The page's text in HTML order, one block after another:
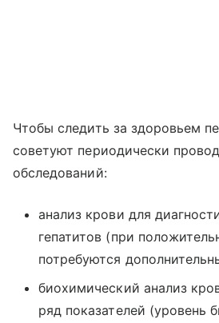
Чтобы следить за здоровьем
советуют периодически
обследований:
анализ крови для
гепатитов (при
потребуются
биохимический анализ
ряд показателей (уровень